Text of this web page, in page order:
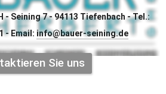
- Seining 7 - 94113 Tiefenbach - Tel.:
- Email: info@bauer-seining.de
Sie uns